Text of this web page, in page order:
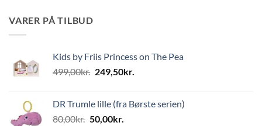
VARER PÅ TILBUD
Kids by Friis Princess on The Pea
499,00kr. Den
var:
499,00kr..
249,50kr.
er:
DR Trumle lille (fra Børste serien)
80,00kr. Den
50,00kr.